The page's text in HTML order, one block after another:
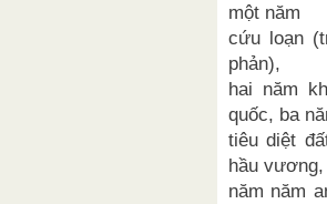
một năm
cứu loạn
phản),
hai năm
quốc, ba
tiêu diệt
hầu vương,
năm năm